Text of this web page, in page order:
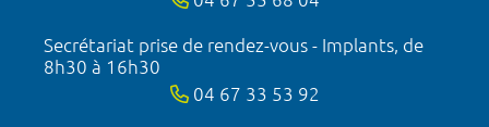
Secrétariat prise de rendez-vous - Implants, de
8h30 à 16h30
04 67 33 53 92